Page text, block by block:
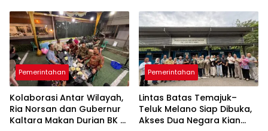
Daerah
Pemerintahan
Kolaborasi Antar Wilayah,
Ria Norsan dan Gubernur
Kaltara Makan Durian BK di
Pemerintahan
Lintas Batas Temajuk–
Teluk Melano Siap Dibuka,
Akses Dua Negara Kian